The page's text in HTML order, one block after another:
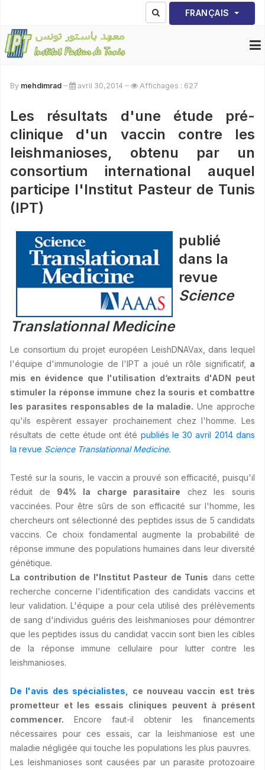
Sélectionnez votre
FRANÇAIS
By mehdimrad avril 30,2014 Affichages : 627
Les résultats d'une étude pré-
clinique d'un vaccin contre les
leishmanioses, obtenu par un
consortium international auquel
participe l'Institut Pasteur de Tunis
(IPT)
publié
dans la
revue
Science
Translationnal Medicine
Le consortium du projet européen LeishDNAVax, dans lequel
l'équipe d'immunologie de l'IPT a joué un rôle significatif, a
mis en évidence que l'utilisation d‘extraits d'ADN peut
stimuler la réponse immune chez la souris et combattre
les parasites responsables de la maladie. Une approche
qu'ils espèrent essayer prochainement chez l'homme. Les
résultats de cette étude ont été publiés le 30 avril 2014 dans
la revue Science Translationnal Medicine.
Testé sur la souris, le vaccin a prouvé son efficacité, puisqu'il
réduit de 94% la charge parasitaire chez les souris
vaccinées. Pour être sûrs de son efficacité sur l'homme, les
chercheurs ont sélectionné des peptides issus de 5 candidats
vaccins. Ce choix fondamental augmente la probabilité de
réponse immune des populations humaines dans leur diversité
génétique.
La contribution de l'Institut Pasteur de Tunis dans cette
recherche concerne l'identification des candidats vaccins et
leur validation. L'équipe a pour cela utilisé des prélèvements
de sang d'individus guéris des leishmanioses pour démontrer
que les peptides issus du candidat vaccin sont bien les cibles
de la réponse immune cellulaire pour lutter contre les
leishmanioses.
De l'avis des spécialistes , ce nouveau vaccin est très
prometteur et les essais cliniques peuvent à présent
commencer. Encore faut-il obtenir les financements
nécessaires pour ces essais, car la leishmaniose est une
maladie négligée qui touche les populations les plus pauvres.
Les leishmanioses sont causées par un parasite protozoaire